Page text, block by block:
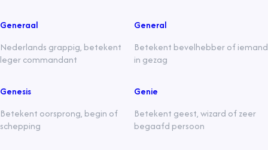
Generaal
Nederlands grappig, betekent
leger commandant
General
Betekent bevelhebber of iemand
in gezag
Genesis
Betekent oorsprong, begin of
schepping
Genie
Betekent geest, wizard of zeer
begaafd persoon